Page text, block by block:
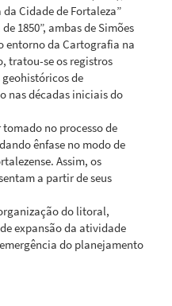
Cidade de Fortaleza”
1850”, ambas de Simões
entorno da Cartografia na
tratou-se os registros
de
nas décadas iniciais do
no processo de
ênfase no modo de
Assim, os
a partir de seus
do litoral,
expansão da atividade
do planejamento